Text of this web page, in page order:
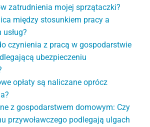
zatrudnienia mojej sprzątaczki?
między stosunkiem pracy a
czynienia z pracą w gospodarstwie
ubezpieczeniu
opłaty są naliczane oprócz
z gospodarstwem domowym: Czy
przywoławczego podlegają ulgach